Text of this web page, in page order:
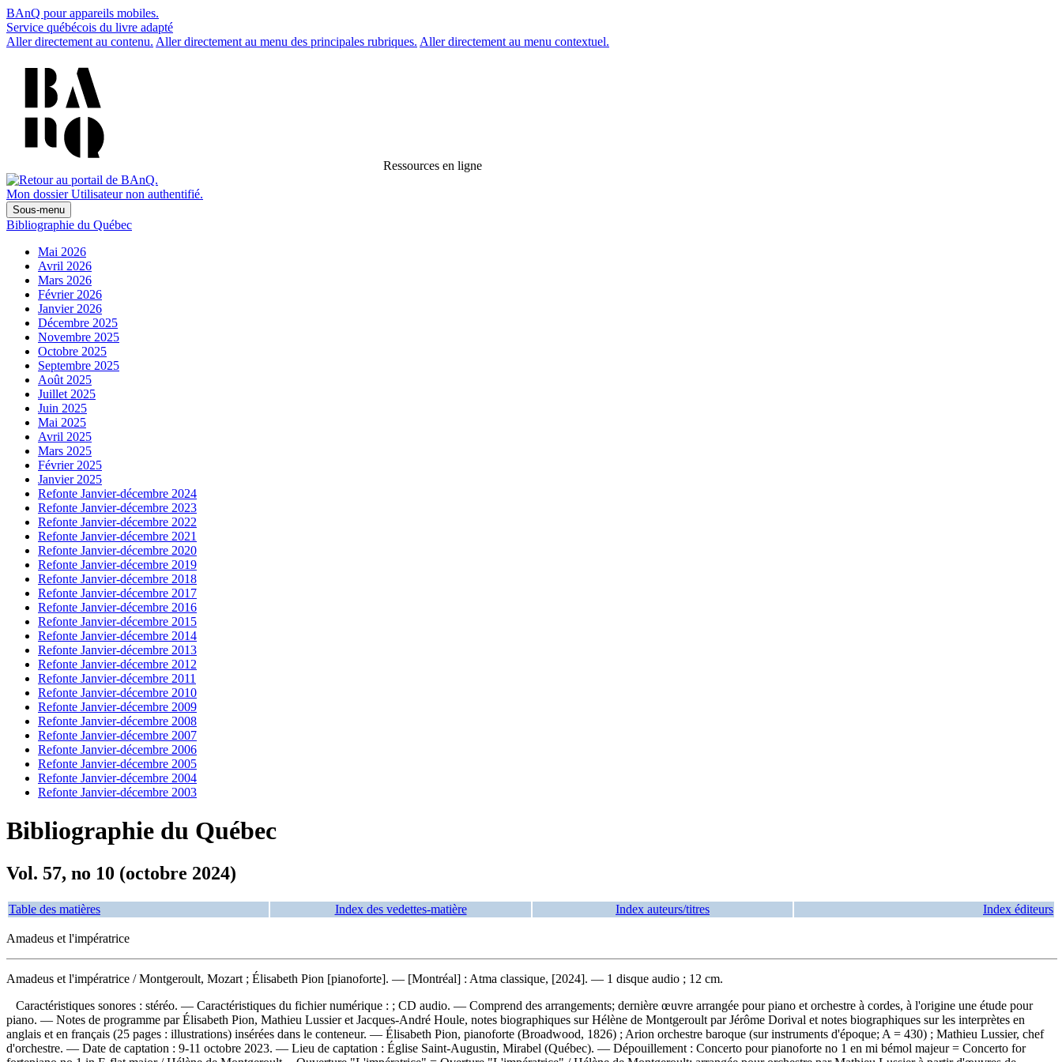
BAnQ pour appareils mobiles.
Service québécois du livre adapté
Aller directement au contenu. Aller directement au menu des principales rubriques. Aller directement au menu contextuel.
Ressources en ligne
Mon dossier Utilisateur non authentifié.
Sous-menu
Bibliographie du Québec
Mai 2026
Avril 2026
Mars 2026
Février 2026
Janvier 2026
Décembre 2025
Novembre 2025
Octobre 2025
Septembre 2025
Août 2025
Juillet 2025
Juin 2025
Mai 2025
Avril 2025
Mars 2025
Février 2025
Janvier 2025
Refonte Janvier-décembre 2024
Refonte Janvier-décembre 2023
Refonte Janvier-décembre 2022
Refonte Janvier-décembre 2021
Refonte Janvier-décembre 2020
Refonte Janvier-décembre 2019
Refonte Janvier-décembre 2018
Refonte Janvier-décembre 2017
Refonte Janvier-décembre 2016
Refonte Janvier-décembre 2015
Refonte Janvier-décembre 2014
Refonte Janvier-décembre 2013
Refonte Janvier-décembre 2012
Refonte Janvier-décembre 2011
Refonte Janvier-décembre 2010
Refonte Janvier-décembre 2009
Refonte Janvier-décembre 2008
Refonte Janvier-décembre 2007
Refonte Janvier-décembre 2006
Refonte Janvier-décembre 2005
Refonte Janvier-décembre 2004
Refonte Janvier-décembre 2003
Bibliographie du Québec
Vol. 57, no 10 (octobre 2024)
Table des matières Index des vedettes-matière Index auteurs/titres Index éditeurs
Amadeus et l'impératrice
Amadeus et l'impératrice / Montgeroult, Mozart ; Élisabeth Pion [pianoforte]. — [Montréal] : Atma classique, [2024]. — 1 disque audio ; 12 cm.
Caractéristiques sonores : stéréo. — Caractéristiques du fichier numérique : ; CD audio. — Comprend des arrangements; dernière œuvre arrangée pour piano et orchestre à cordes, à l'origine une étude pour
piano. — Notes de programme par Élisabeth Pion, Mathieu Lussier et Jacques-André Houle, notes biographiques sur Hélène de Montgeroult par Jérôme Dorival et notes biographiques sur les interprètes en
anglais et en français (25 pages : illustrations) insérées dans le conteneur. — Élisabeth Pion, pianoforte (Broadwood, 1826) ; Arion orchestre baroque (sur instruments d'époque; A = 430) ; Mathieu Lussier, chef
d'orchestre. — Date de captation : 9-11 octobre 2023. — Lieu de captation : Église Saint-Augustin, Mirabel (Québec). — Dépouillement : Concerto pour pianoforte no 1 en mi bémol majeur = Concerto for